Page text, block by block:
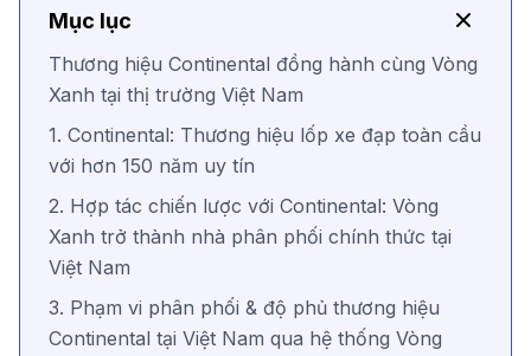
Mục lục
Thương hiệu Continental đồng hành cùng Vòng
Xanh tại thị trường Việt Nam
1. Continental: Thương hiệu lốp xe đạp toàn cầu
với hơn 150 năm uy tín
2. Hợp tác chiến lược với Continental: Vòng
Xanh trở thành nhà phân phối chính thức tại
Việt Nam
3. Phạm vi phân phối & độ phủ thương hiệu
Continental tại Việt Nam qua hệ thống Vòng